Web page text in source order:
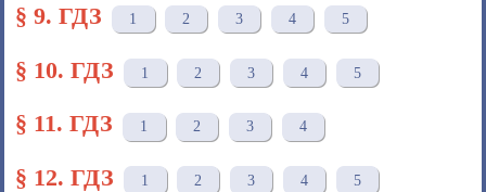
§ 9. ГДЗ 1 2 3 4 5
§ 10. ГДЗ 1 2 3 4 5
§ 11. ГДЗ 1 2 3 4
§ 12. ГДЗ 1 2 3 4 5